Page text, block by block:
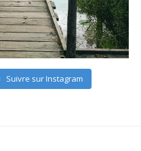
Suivre sur Instagram